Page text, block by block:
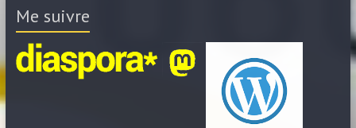
Me suivre